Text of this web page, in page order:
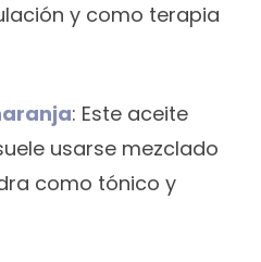
y como terapia
: Este aceite
usarse mezclado
como tónico y